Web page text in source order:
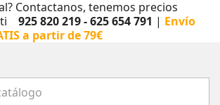
Contactanos, tenemos precios
925 820 219 - 625 654 791 | Envío
a partir de 79€